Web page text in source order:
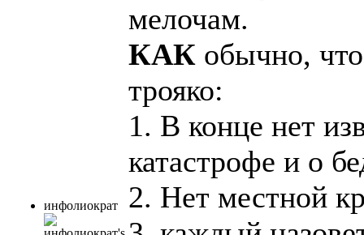
инфолиократ
мелочам.
КАК обычно,
трояко:
1. В конце нет
катастрофе и о
2. Нет местной